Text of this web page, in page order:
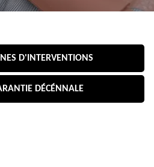
D'INTERVENTIONS
DÉCÉNNALE